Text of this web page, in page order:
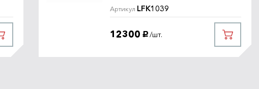
Артикул LFK1039
12300 руб. /шт.